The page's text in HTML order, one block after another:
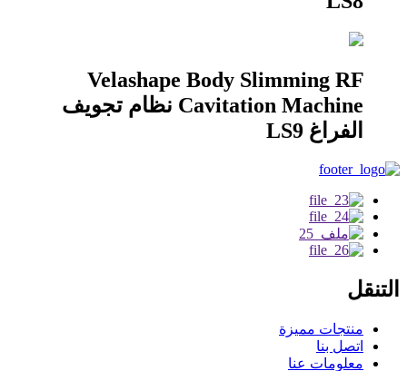
Velashape Body Slimming RF
Cavitation Machine نظام تجويف
الفراغ LS9
التنقل
منتجات مميزة
اتصل بنا
معلومات عنا